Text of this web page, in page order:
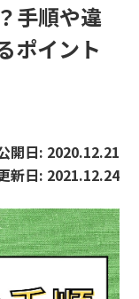
手順や違
ポイント
開日: 2020.12.21
新日: 2021.12.24